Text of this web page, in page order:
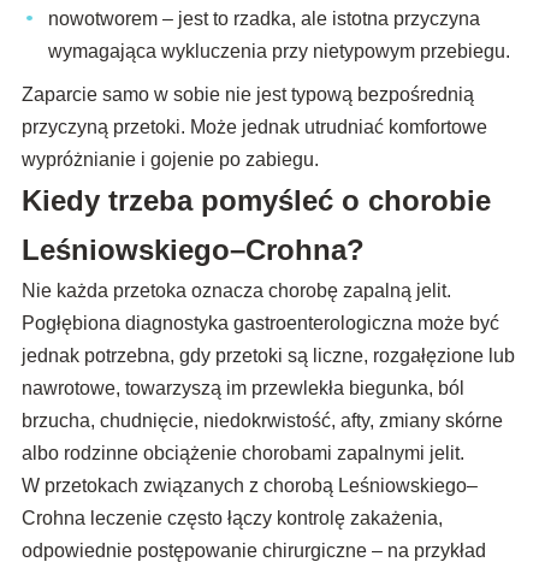
nowotworem – jest to rzadka, ale istotna przyczyna
wymagająca wykluczenia przy nietypowym przebiegu.
Zaparcie samo w sobie nie jest typową bezpośrednią
przyczyną przetoki. Może jednak utrudniać komfortowe
wypróżnianie i gojenie po zabiegu.
Kiedy trzeba pomyśleć o chorobie
Leśniowskiego–Crohna?
Nie każda przetoka oznacza chorobę zapalną jelit.
Pogłębiona diagnostyka gastroenterologiczna może być
jednak potrzebna, gdy przetoki są liczne, rozgałęzione lub
nawrotowe, towarzyszą im przewlekła biegunka, ból
brzucha, chudnięcie, niedokrwistość, afty, zmiany skórne
albo rodzinne obciążenie chorobami zapalnymi jelit.
W przetokach związanych z chorobą Leśniowskiego–
Crohna leczenie często łączy kontrolę zakażenia,
odpowiednie postępowanie chirurgiczne – na przykład